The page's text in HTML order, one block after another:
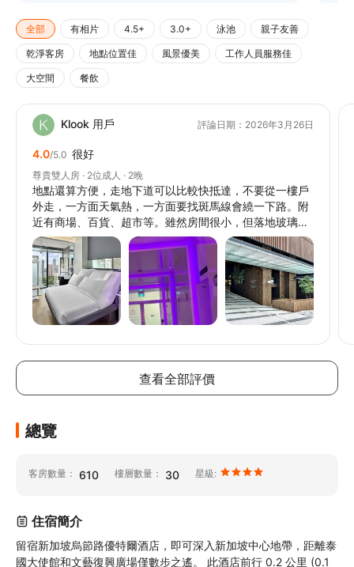
全部 有相片 4.5+ 3.0+ 泳池 親子友善
乾淨客房 地點位置佳 風景優美 工作人員服務佳
大空間 餐飲
Klook 用戶 評論日期：2026年3月26日
4.0/5.0 很好
尊貴雙人房 · 2位成人 · 2晚
地點還算方便，走地下道可以比較快抵達，不要從一樓戶
外走，一方面天氣熱，一方面要找斑馬線會繞一下路。附
近有商場、百貨、超市等。雖然房間很小，但落地玻璃窗
讓房間感覺較大，採光也很好，床挺舒服的，房間有過濾
水可以喝。
查看全部評價
總覽
客房數量： 610 樓層數量： 30 星級:
住宿簡介
留宿新加坡烏節路優特爾酒店，即可深入新加坡中心地帶，距離泰
國大使館和文藝復興廣場僅數步之遙。 此酒店前行 0.2 公里 (0.1